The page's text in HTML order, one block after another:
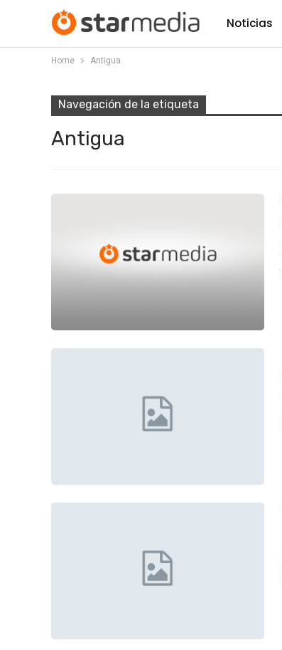
Noticias
Home Antigua
Navegación de la etiqueta
Antigua